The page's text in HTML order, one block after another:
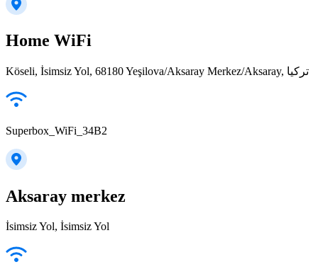
Home WiFi
Köseli, İsimsiz Yol, 68180 Yeşilova/Aksaray Merkez/Aksaray, تركيا
Superbox_WiFi_34B2
Aksaray merkez
İsimsiz Yol, İsimsiz Yol